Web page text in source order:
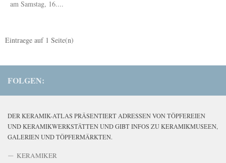
am Samstag, 16....
Eintraege auf 1 Seite(n)
FOLGEN:
DER KERAMIK-ATLAS PRÄSENTIERT ADRESSEN VON TÖPFEREIEN
UND KERAMIKWERKSTÄTTEN UND GIBT INFOS ZU KERAMIKMUSEEN,
GALERIEN UND TÖPFERMÄRKTEN.
KERAMIKER